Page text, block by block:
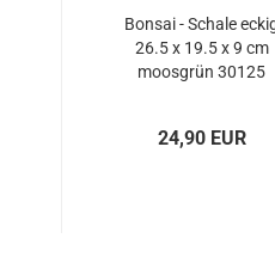
Bonsai - Schale
26.5 x 19.5 x 9 cm
moosgrün 30125
24,90 EUR